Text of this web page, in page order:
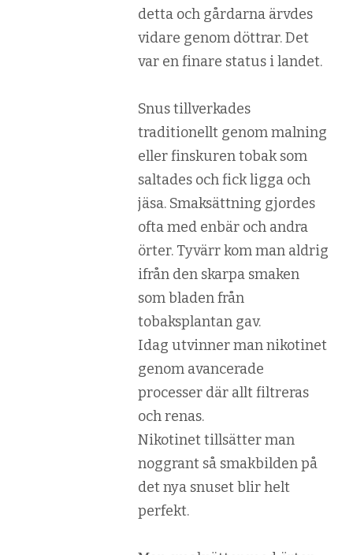
detta och gårdarna ärvdes
vidare genom döttrar. Det
var en finare status i landet.
Snus tillverkades
traditionellt genom malning
eller finskuren tobak som
saltades och fick ligga och
jäsa. Smaksättning gjordes
ofta med enbär och andra
örter. Tyvärr kom man aldrig
ifrån den skarpa smaken
som bladen från
tobaksplantan gav.
Idag utvinner man nikotinet
genom avancerade
processer där allt filtreras
och renas.
Nikotinet tillsätter man
noggrant så smakbilden på
det nya snuset blir helt
perfekt.